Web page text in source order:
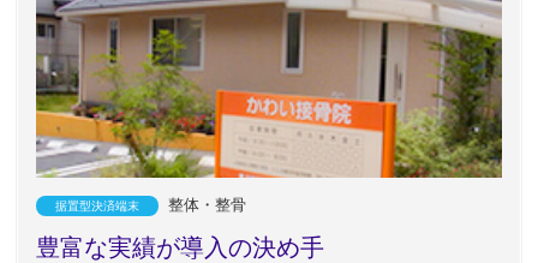
据置型決済端末 整体・整骨
豊富な実績が導入の決め手